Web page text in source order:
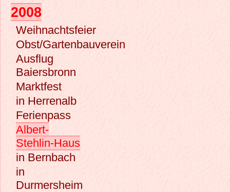
2008
Weihnachtsfeier
Obst/Gartenbauverein
Ausflug
Baiersbronn
Marktfest
in Herrenalb
Ferienpass
Albert-
Stehlin-Haus
in Bernbach
in
Durmersheim